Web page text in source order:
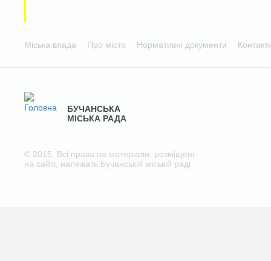
Міська влада Про місто Нормативні документи
БУЧАНСЬКА
МІСЬКА РАДА
© 2015. Всі права на матеріали, розміщені
на сайті, належать Бучанській міській раді